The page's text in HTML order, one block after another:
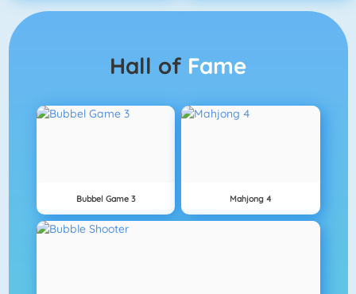
Hall of Fame
Bubbel Game 3 Mahjong 4